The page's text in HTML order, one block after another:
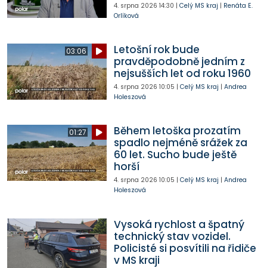
4. srpna 2026 14:30 | Celý MS kraj | Renáta E.
Orlíková
03:06
Letošní rok bude
pravděpodobně jedním z
nejsušších let od roku 1960
4. srpna 2026 10:05 | Celý MS kraj | Andrea
Holeszová
01:27
Během letoška prozatím
spadlo nejméně srážek za
60 let. Sucho bude ještě
horší
4. srpna 2026 10:05 | Celý MS kraj | Andrea
Holeszová
Vysoká rychlost a špatný
technický stav vozidel.
Policisté si posvítili na řidiče
v MS kraji